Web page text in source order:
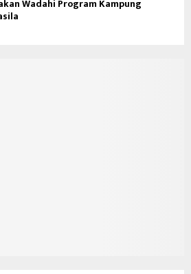
Wadahi Program Kampung